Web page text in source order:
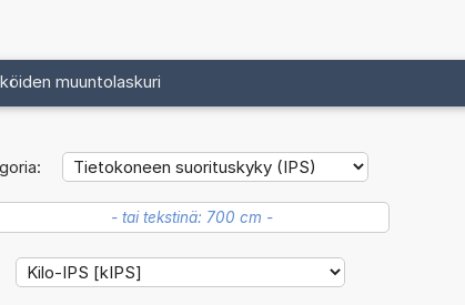
muuntolaskuri